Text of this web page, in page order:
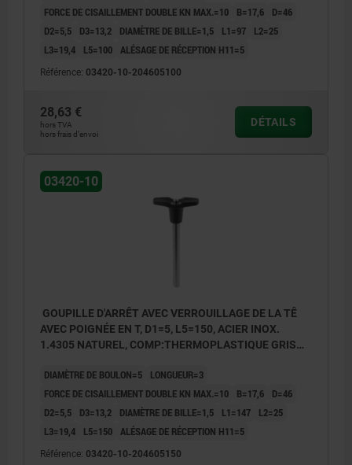
FORCE DE CISAILLEMENT DOUBLE KN MAX.=10
B=17,6
D=46
D2=5,5
D3=13,2 DIAMÈTRE DE BILLE=1,5 L1=97
L2=25
L3=19,4
L5=100 ALÉSAGE DE RÉCEPTION H11=5
Référence: 03420-10-204605100
28,63 €
hors TVA
hors frais d’envoi
DÉTAILS
03420-10
GOUPILLE D'ARRÊT AVEC VERROUILLAGE DE LA TÊ
AVEC POIGNÉE EN T, D1=5, L5=150, ACIER INOX.
1.4305 NATUREL, COMP:THERMOPLASTIQUE GRIS
DIAMÈTRE DE BOULON=5
LONGUEUR=3
FORCE DE CISAILLEMENT DOUBLE KN MAX.=10
B=17,6
D=46
D2=5,5
D3=13,2 DIAMÈTRE DE BILLE=1,5 L1=147
L2=25
L3=19,4
L5=150 ALÉSAGE DE RÉCEPTION H11=5
Référence: 03420-10-204605150